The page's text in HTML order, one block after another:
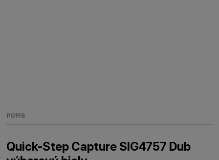
POPIS
Quick-Step Capture SIG4757 Dub